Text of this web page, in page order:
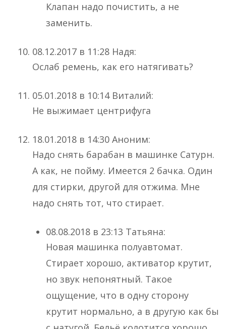
Клапан надо почистить, а не
заменить.
08.12.2017 в 11:28 Надя:
Ослаб ремень, как его натягивать?
05.01.2018 в 10:14 Виталий:
Не выжимает центрифуга
18.01.2018 в 14:30 Аноним:
Надо снять барабан в машинке Сатурн.
А как, не пойму. Имеется 2 бачка. Один
для стирки, другой для отжима. Мне
надо снять тот, что стирает.
08.08.2018 в 23:13 Татьяна:
Новая машинка полуавтомат.
Стирает хорошо, активатор крутит,
но звук непонятный. Такое
ощущение, что в одну сторону
крутит нормально, а в другую как бы